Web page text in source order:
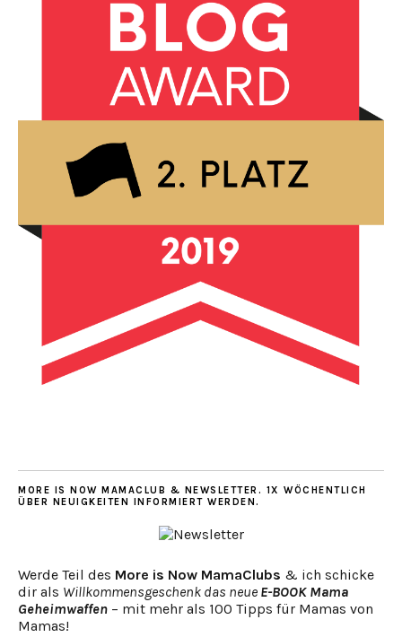
MORE IS NOW MAMACLUB & NEWSLETTER. 1X WÖCHENTLICH
ÜBER NEUIGKEITEN INFORMIERT WERDEN.
Werde Teil des More is Now MamaClubs & ich schicke
dir als Willkommensgeschenk das neue E-BOOK Mama
Geheimwaffen – mit mehr als 100 Tipps für Mamas von
Mamas!